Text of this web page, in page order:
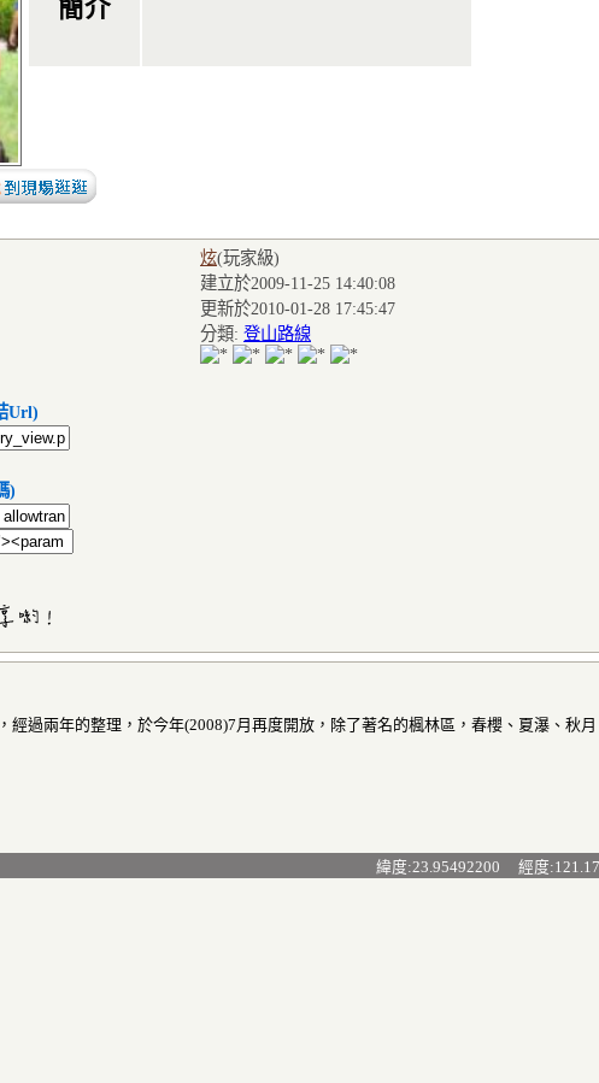
簡介
炫(玩家級)
建立於2009-11-25 14:40:08
更新於2010-01-28 17:45:47
分類: 登山路線
Url)
)
經過兩年的整理，於今年(2008)7月再度開放，除了著名的楓林區，春櫻、夏瀑、秋
緯度:23.95492200 經度